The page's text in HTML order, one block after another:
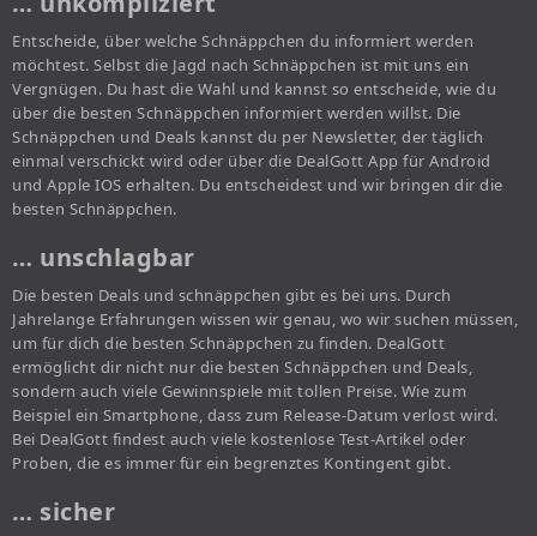
Entscheide, über welche Schnäppchen du informiert werden
möchtest. Selbst die Jagd nach Schnäppchen ist mit uns ein
Vergnügen. Du hast die Wahl und kannst so entscheide, wie du
über die besten Schnäppchen informiert werden willst. Die
Schnäppchen und Deals kannst du per Newsletter, der täglich
einmal verschickt wird oder über die DealGott App für Android
und Apple IOS erhalten. Du entscheidest und wir bringen dir die
besten Schnäppchen.
… unschlagbar
Die besten Deals und schnäppchen gibt es bei uns. Durch
Jahrelange Erfahrungen wissen wir genau, wo wir suchen müssen,
um für dich die besten Schnäppchen zu finden. DealGott
ermöglicht dir nicht nur die besten Schnäppchen und Deals,
sondern auch viele Gewinnspiele mit tollen Preise. Wie zum
Beispiel ein Smartphone, dass zum Release-Datum verlost wird.
Bei DealGott findest auch viele kostenlose Test-Artikel oder
Proben, die es immer für ein begrenztes Kontingent gibt.
… sicher